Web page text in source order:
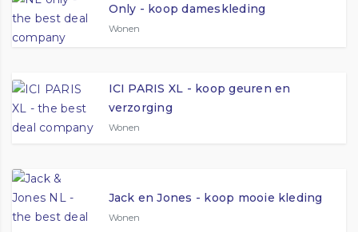
Only - koop dameskleding
Wonen
ICI PARIS XL - koop geuren en
verzorging
Wonen
Jack en Jones - koop mooie kleding
Wonen